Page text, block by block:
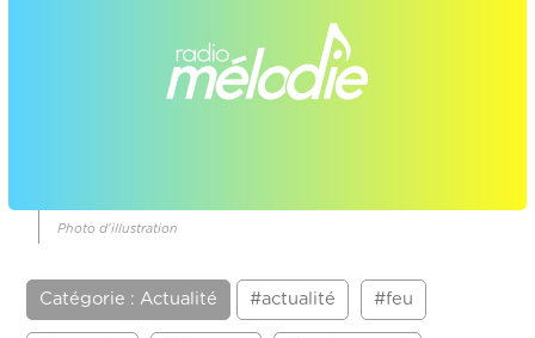
Photo d'illustration
Catégorie : Actualité #actualité #feu